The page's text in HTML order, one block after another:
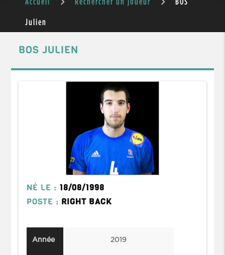
Julien
BOS JULIEN
NÉ LE : 18/08/1998
POSTE : RIGHT BACK
Année 2019